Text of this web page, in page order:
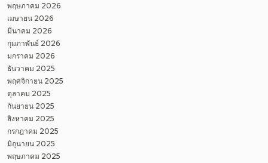
พฤษภาคม 2026
เมษายน 2026
มีนาคม 2026
กุมภาพันธ์ 2026
มกราคม 2026
ธันวาคม 2025
พฤศจิกายน 2025
ตุลาคม 2025
กันยายน 2025
สิงหาคม 2025
กรกฎาคม 2025
มิถุนายน 2025
พฤษภาคม 2025